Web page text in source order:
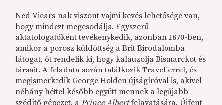
Ned Vicars-nak viszont vajmi kevés lehetősége van,
hogy mindezt megcsodálja. Egyszerű
aktatologatóként tevékenykedik, azonban 1870-ben,
amikor a porosz küldöttség a Brit Birodalomba
látogat, őt rendelik ki, hogy kalauzolja Bismarckot és
társait. A feladata során találkozik Travellerrel, és
megismerkedik George Holden újságíróval is, akivel
néhány héttel később együtt mennek a legújabb
szédítő gépezet, aPrince Albertfelavatására. Újfent